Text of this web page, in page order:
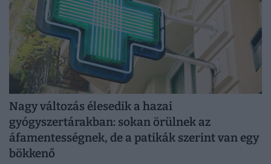
Nagy változás élesedik a hazai
gyógyszertárakban: sokan örülnek az
áfamentességnek, de a patikák szerint van egy
bökkenő